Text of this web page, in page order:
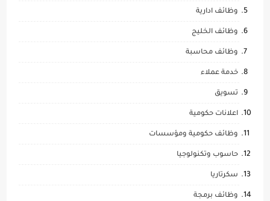
وظائف ادارية
وظائف الخليج
وظائف محاسبة
خدمة عملاء
تسويق
اعلانات حكومية
وظائف حكومية ومؤسسات
حاسوب وتكنولوجيا
سكرتاريا
وظائف برمجة